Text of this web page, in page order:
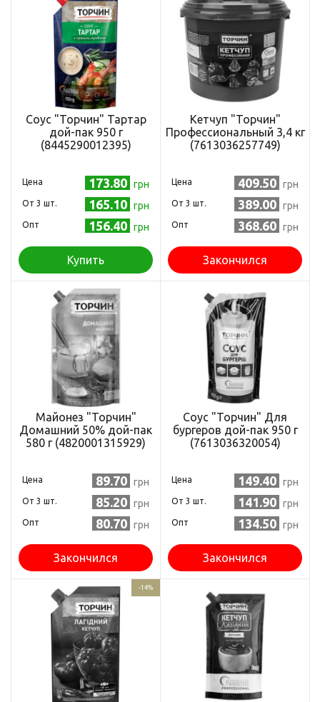
Соус "Торчин" Тартар
дой-пак 950 г
(8445290012395)
Цена 173.80 грн
Oт 3 шт. 165.10 грн
Опт 156.40 грн
Купить
Кетчуп "Торчин"
Профессиональный 3,4 кг
(7613036257749)
Цена 409.50 грн
Oт 3 шт. 389.00 грн
Опт 368.60 грн
Закончился
Майонез "Торчин"
Домашний 50% дой-пак
580 г (4820001315929)
Цена 89.70 грн
Oт 3 шт. 85.20 грн
Опт 80.70 грн
Закончился
Соус "Торчин" Для
бургеров дой-пак 950 г
(7613036320054)
Цена 149.40 грн
Oт 3 шт. 141.90 грн
Опт 134.50 грн
Закончился
-14%